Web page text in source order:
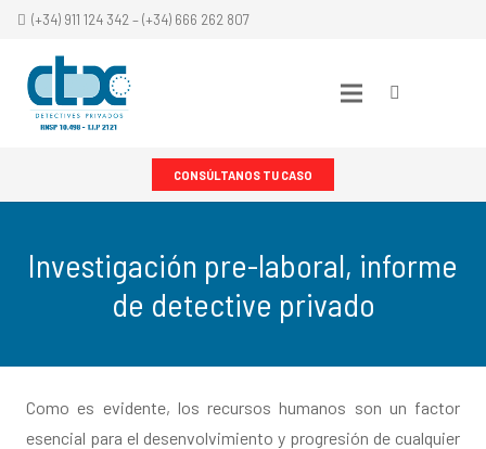
(+34) 911 124 342 – (+34) 666 262 807
CONSÚLTANOS TU CASO
Investigación pre-laboral, informe
de detective privado
Como es evidente, los recursos humanos son un factor
esencial para el desenvolvimiento y progresión de cualquier